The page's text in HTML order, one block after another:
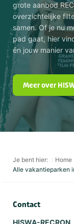
grote aanbod
overzichtelijke
samen. Of je nu
pad gaat, hier
én jouw manier
Meer over
Je bent hier: Home
Alle vakantieparken
Contact